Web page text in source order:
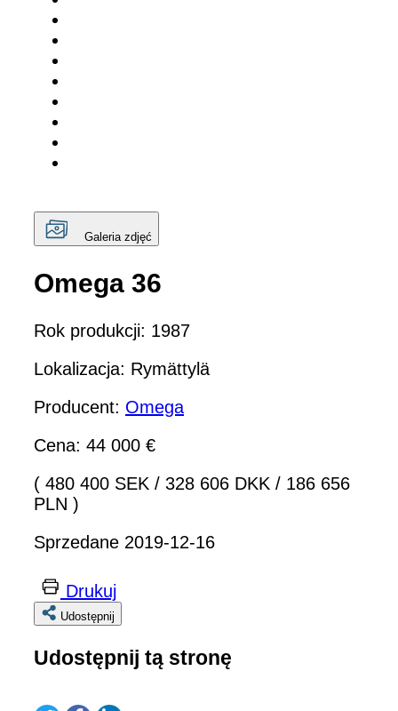
Galeria zdjęć
Omega 36
Rok produkcji: 1987
Lokalizacja: Rymättylä
Producent: Omega
Cena: 44 000 €
( 480 400 SEK / 328 606 DKK / 186 656
PLN )
Sprzedane 2019-12-16
Drukuj
Udostępnij
Udostępnij tą stronę